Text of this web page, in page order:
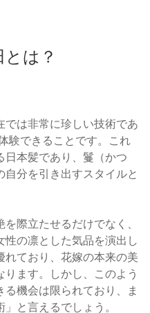
は？
は非常に珍しい技術であ
験できることです。これ
日本髪であり、鬘（かつ
分を引き出すスタイルと
際立たせるだけでなく、
の凛とした気品を演出し
れており、花嫁の本来の美
ます。しかし、このよう
機会は限られており、ま
と言えるでしょう。